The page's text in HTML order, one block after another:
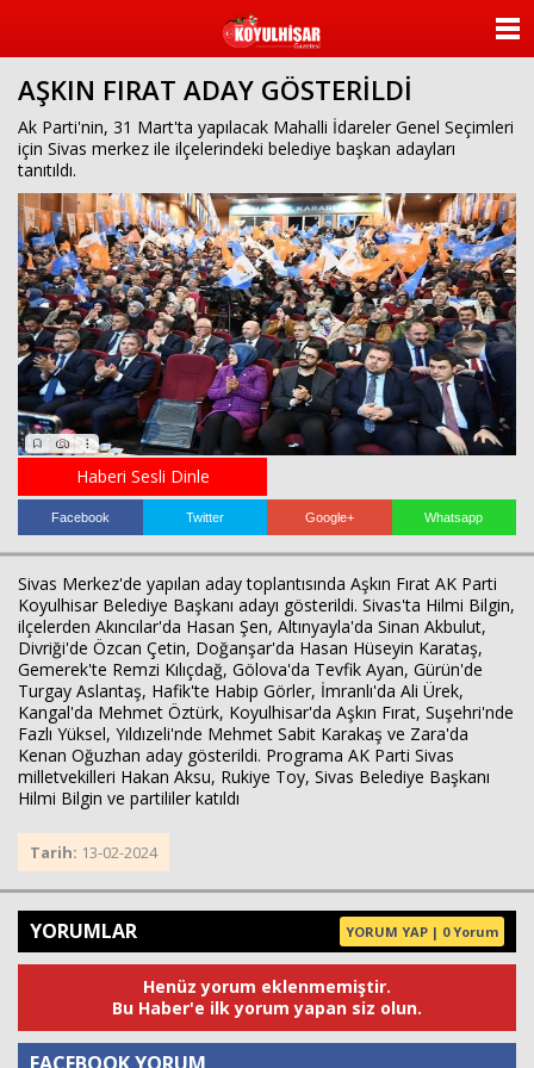
AŞKIN FIRAT ADAY GÖSTERİLDİ
Ak Parti'nin, 31 Mart'ta yapılacak Mahalli İdareler Genel Seçimleri
için Sivas merkez ile ilçelerindeki belediye başkan adayları
tanıtıldı.
Haberi Sesli Dinle
Facebook Twitter Google+ Whatsapp
Sivas Merkez'de yapılan aday toplantısında Aşkın Fırat AK Parti
Koyulhisar Belediye Başkanı adayı gösterildi. Sivas'ta Hilmi Bilgin,
ilçelerden Akıncılar'da Hasan Şen, Altınyayla'da Sinan Akbulut,
Divriği'de Özcan Çetin, Doğanşar'da Hasan Hüseyin Karataş,
Gemerek'te Remzi Kılıçdağ, Gölova'da Tevfik Ayan, Gürün'de
Turgay Aslantaş, Hafik'te Habip Görler, İmranlı'da Ali Ürek,
Kangal'da Mehmet Öztürk, Koyulhisar'da Aşkın Fırat, Suşehri'nde
Fazlı Yüksel, Yıldızeli'nde Mehmet Sabit Karakaş ve Zara'da
Kenan Oğuzhan aday gösterildi. Programa AK Parti Sivas
milletvekilleri Hakan Aksu, Rukiye Toy, Sivas Belediye Başkanı
Hilmi Bilgin ve partililer katıldı
Tarih: 13-02-2024
YORUMLAR YORUM YAP | 0 Yorum
Henüz yorum eklenmemiştir.
Bu Haber'e ilk yorum yapan siz olun.
KATEGORİLER
YAZARLAR
ANKETLER
FOTO GALERİ
VİDEO GALERİ
KÜNYE
İLETİŞİM